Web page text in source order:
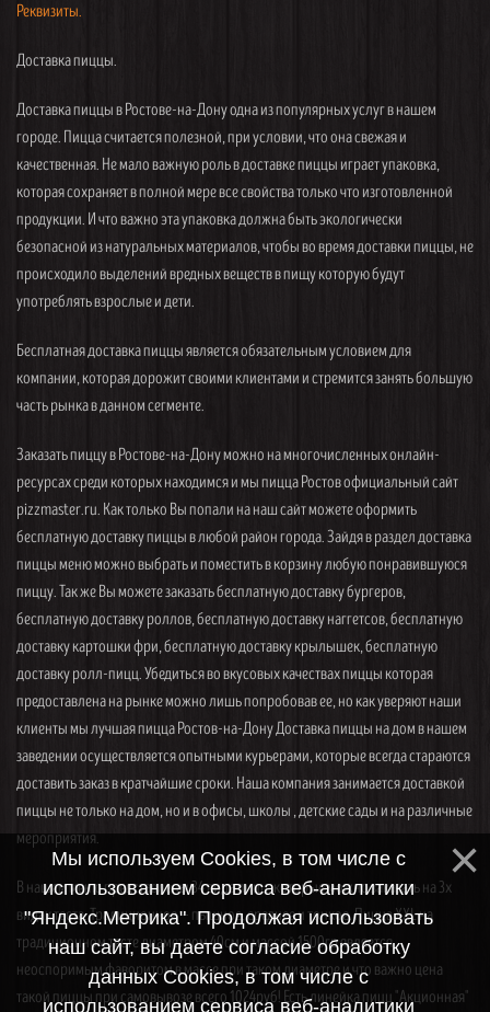
Реквизиты.
Доставка пиццы.
Доставка пиццы в Ростове-на-Дону одна из популярных услуг в нашем
городе. Пицца считается полезной, при условии, что она свежая и
качественная. Не мало важную роль в доставке пиццы играет упаковка,
которая сохраняет в полной мере все свойства только что изготовленной
продукции. И что важно эта упаковка должна быть экологически
безопасной из натуральных материалов, чтобы во время доставки пиццы, не
происходило выделений вредных веществ в пищу которую будут
употреблять взрослые и дети.
Бесплатная доставка пиццы является обязательным условием для
компании, которая дорожит своими клиентами и стремится занять большую
часть рынка в данном сегменте.
Заказать пиццу в Ростове-на-Дону можно на многочисленных онлайн-
ресурсах среди которых находимся и мы пицца Ростов официальный сайт
pizzmaster.ru. Как только Вы попали на наш сайт можете оформить
бесплатную доставку пиццы в любой район города. Зайдя в раздел доставка
пиццы меню можно выбрать и поместить в корзину любую понравившуюся
пиццу. Так же Вы можете заказать бесплатную доставку бургеров,
бесплатную доставку роллов, бесплатную доставку наггетсов, бесплатную
доставку картошки фри, бесплатную доставку крылышек, бесплатную
доставку ролл-пицц. Убедиться во вкусовых качествах пиццы которая
предоставлена на рынке можно лишь попробовав ее, но как уверяют наши
клиенты мы лучшая пицца Ростов-на-Дону Доставка пиццы на дом в нашем
заведении осуществляется опытными курьерами, которые всегда стараются
доставить заказ в кратчайшие сроки. Наша компания занимается доставкой
пиццы не только на дом, но и в офисы, школы , детские сады и на различные
мероприятия.
В нашем меню представлены 34 вида пицц, которые можно заказать на 3х
видах теста. Традиционное — пышное, среднее и тонкое. Пицца XXL на
традиционном тесте диаметром 40см и массой 1500гр является
неоспоримым фаворитом в массе при таком диаметре и что важно цена
такой пиццы при самовывозе всего 1024руб! Есть линейка пицц "Акционная"
Мы используем Cookies, в том числе с
использованием сервиса веб-аналитики
"Яндекс.Метрика". Продолжая использовать
наш сайт, вы даете согласие обработку
данных Cookies, в том числе с
использованием сервиса веб-аналитики